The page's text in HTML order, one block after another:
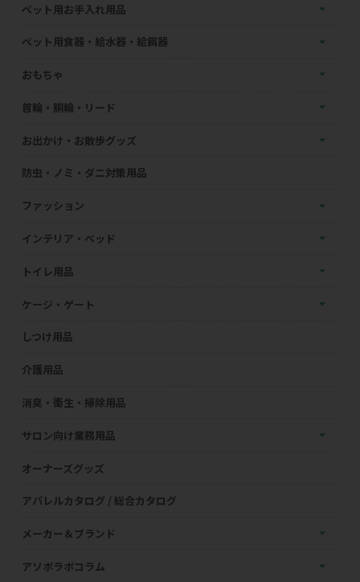
ペット用お手入れ用品
ペット用食器・給水器・給餌器
おもちゃ
首輪・胴輪・リード
お出かけ・お散歩グッズ
防虫・ノミ・ダニ対策用品
ファッション
インテリア・ベッド
トイレ用品
ケージ・ゲート
しつけ用品
介護用品
消臭・衛生・掃除用品
サロン向け業務用品
オーナーズグッズ
アパレルカタログ / 総合カタログ
メーカー＆ブランド
アソボラボコラム